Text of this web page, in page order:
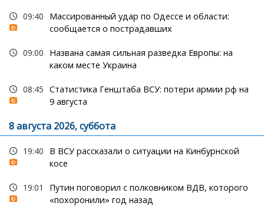
09:40
Массированный удар по Одессе и области:
сообщается о пострадавших
09:00
Названа самая сильная разведка Европы: на
каком месте Украина
08:45 Статистика Генштаба ВСУ: потери армии рф на
9 августа
8 августа 2026, суббота
19:40
В ВСУ рассказали о ситуации на Кинбурнской
косе
19:01
Путин поговорил с полковником ВДВ, которого
«похоронили» год назад